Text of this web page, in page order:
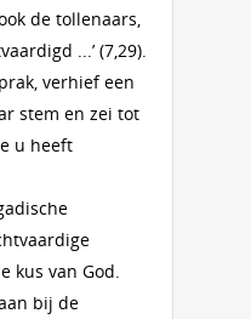
de tollenaars,
...’ (7,29).
verhief een
stem en zei tot
u heeft
kus van God.
bij de